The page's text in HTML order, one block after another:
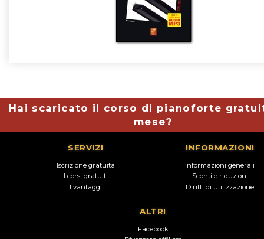
Hai scaricato il corso di pianoforte
mese?
SERVIZI
Iscrizione gratuita
I corsi gratuiti
I vantaggi
INFORMAZIONI
Informazioni generali
Sconti e riduzioni
Diritti di utilizzazione
ALTRI
Facebook